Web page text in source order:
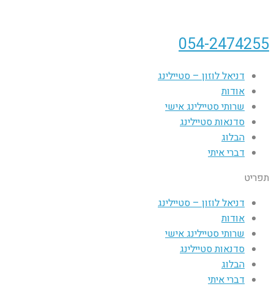
054-2474255
דניאל לוזון – סטיילינג
אודות
שרותי סטיילינג אישי
סדנאות סטיילינג
הבלוג
דברי איתי
תפריט
דניאל לוזון – סטיילינג
אודות
שרותי סטיילינג אישי
סדנאות סטיילינג
הבלוג
דברי איתי